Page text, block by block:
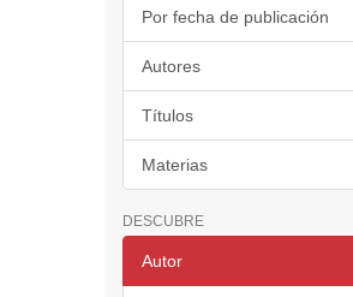
Por fecha de publicación
Autores
Títulos
Materias
DESCUBRE
Autor